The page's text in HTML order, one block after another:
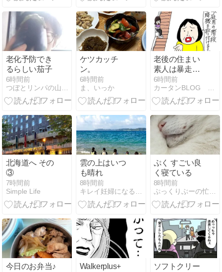
老化予防でき
るらしい茄子
6時間前
つぼとリンパの山本のblog【上越市直江津】
ケツカッチ
ン。
6時間前
ま、いっか
老後の住まい
素人は暴走す
る
6時間前
カータンBLOG あたし・主婦の頭の中
北海道へ その
③
7時間前
Simple Life
雲の上はいつ
も晴れ
8時間前
キレイ妊婦になる方法
ぷく すごい良
く寝ている
8時間前
ぷっくりぶーの忙しい毎日
今日のお弁当♪
Walkerplus+
ソフトクリー